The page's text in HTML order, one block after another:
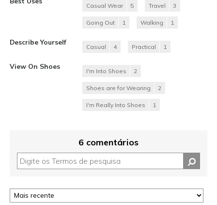
Casual Wear 5 Travel 3
Going Out 1 Walking 1
Describe Yourself
Casual 4 Practical 1
View On Shoes
I'm Into Shoes 2
Shoes are for Wearing 2
I'm Really Into Shoes 1
6 comentários